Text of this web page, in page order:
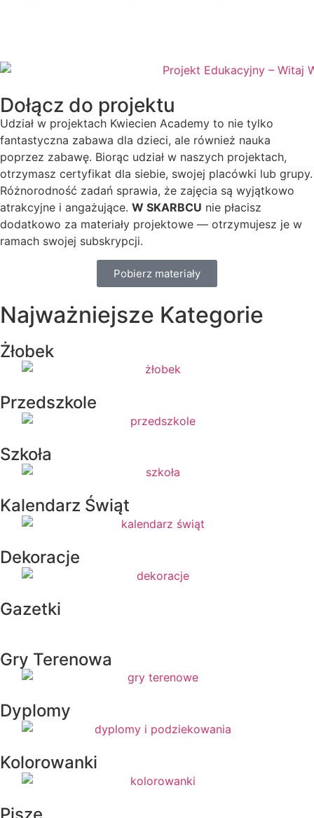
Dołącz do projektu
Udział w projektach Kwiecien Academy to nie tylko
fantastyczna zabawa dla dzieci, ale również nauka
poprzez zabawę. Biorąc udział w naszych projektach,
otrzymasz certyfikat dla siebie, swojej placówki lub grupy.
Różnorodność zadań sprawia, że zajęcia są wyjątkowo
atrakcyjne i angażujące. W SKARBCU nie płacisz
dodatkowo za materiały projektowe — otrzymujesz je w
ramach swojej subskrypcji.
Pobierz materiały
Najważniejsze Kategorie
Żłobek
Przedszkole
Szkoła
Kalendarz Świąt
Dekoracje
Gazetki
Gry Terenowa
Dyplomy
Kolorowanki
Piszę